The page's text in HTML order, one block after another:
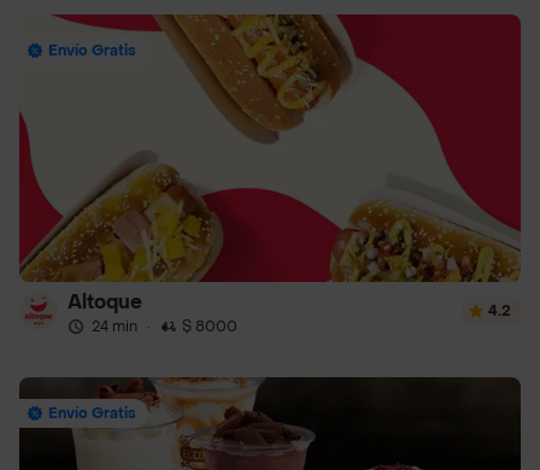
Envío Gratis
Altoque
24 min · $ 8000
4.2
Envío Gratis